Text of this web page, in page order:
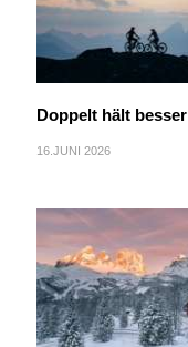
Doppelt hält besser
16.JUNI 2026